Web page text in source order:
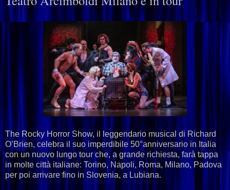
The Rocky Horror Show, il leggendario musical di Richard
O’Brien, celebra il suo imperdibile 50°anniversario in Italia
con un nuovo lungo tour che, a grande richiesta, farà tappa
in molte città italiane: Torino, Napoli, Roma, Milano, Padova
per poi arrivare fino in Slovenia, a Lubiana.